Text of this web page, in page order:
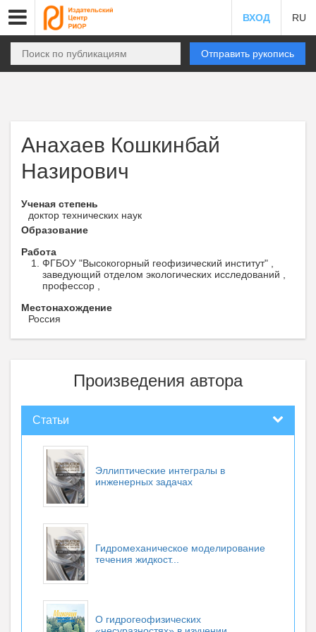
ВХОД RU
Отправить рукопись
Анахаев Кошкинбай
Назирович
Ученая степень
доктор технических наук
Образование
Работа
ФГБОУ "Высокогорный геофизический институт" ,
заведующий отделом экологических исследований ,
профессор ,
Местонахождение
Россия
Произведения автора
Статьи
Эллиптические интегралы в
инженерных задачах
Гидромеханическое моделирование
течения жидкост...
О гидрогеофизических